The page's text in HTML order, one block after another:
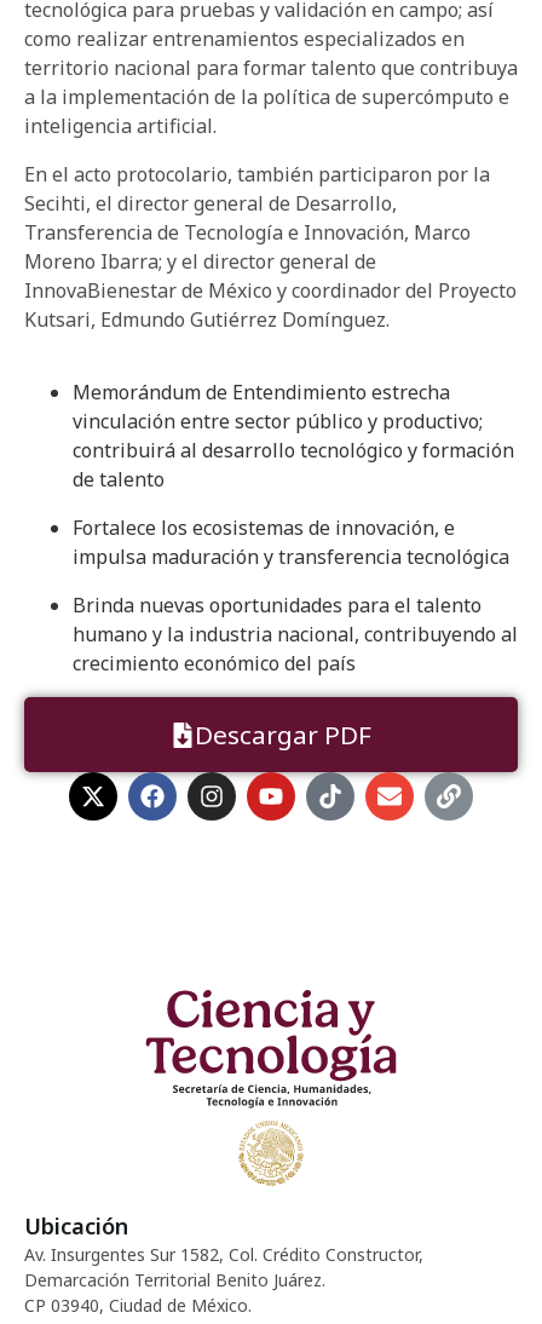
tecnológica para pruebas y validación en campo; así
como realizar entrenamientos especializados en
territorio nacional para formar talento que contribuya
a la implementación de la política de supercómputo e
inteligencia artificial.
En el acto protocolario, también participaron por la
Secihti, el director general de Desarrollo,
Transferencia de Tecnología e Innovación, Marco
Moreno Ibarra; y el director general de
InnovaBienestar de México y coordinador del Proyecto
Kutsari, Edmundo Gutiérrez Domínguez.
Memorándum de Entendimiento estrecha
vinculación entre sector público y productivo;
contribuirá al desarrollo tecnológico y formación
de talento
Fortalece los ecosistemas de innovación, e
impulsa maduración y transferencia tecnológica
Brinda nuevas oportunidades para el talento
humano y la industria nacional, contribuyendo al
crecimiento económico del país
Descargar PDF
Ubicación
Av. Insurgentes Sur 1582, Col. Crédito Constructor,
Demarcación Territorial Benito Juárez.
CP 03940, Ciudad de México.